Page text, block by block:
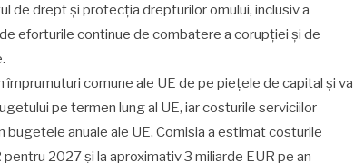
de drept și protecția drepturilor omului, inclusiv a
eforturile continue de combatere a corupției și de
comune ale UE de pe piețele de capital și va
pe termen lung al UE, iar costurile serviciilor
anuale ale UE. Comisia a estimat costurile
2027 și la aproximativ 3 miliarde EUR pe an